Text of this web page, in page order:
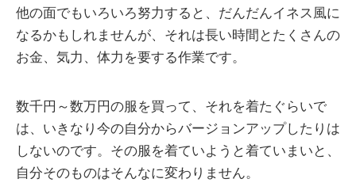
他の面でもいろいろ努力すると、だんだんイネス風に
なるかもしれませんが、それは長い時間とたくさんの
お金、気力、体力を要する作業です。
数千円～数万円の服を買って、それを着たぐらいで
は、いきなり今の自分からバージョンアップしたりは
しないのです。その服を着ていようと着ていまいと、
自分そのものはそんなに変わりません。